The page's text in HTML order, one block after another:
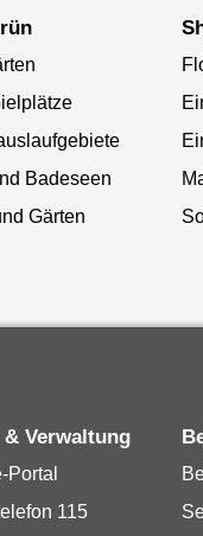
Badeseen
Gärten
& Verwaltung
Portal
115